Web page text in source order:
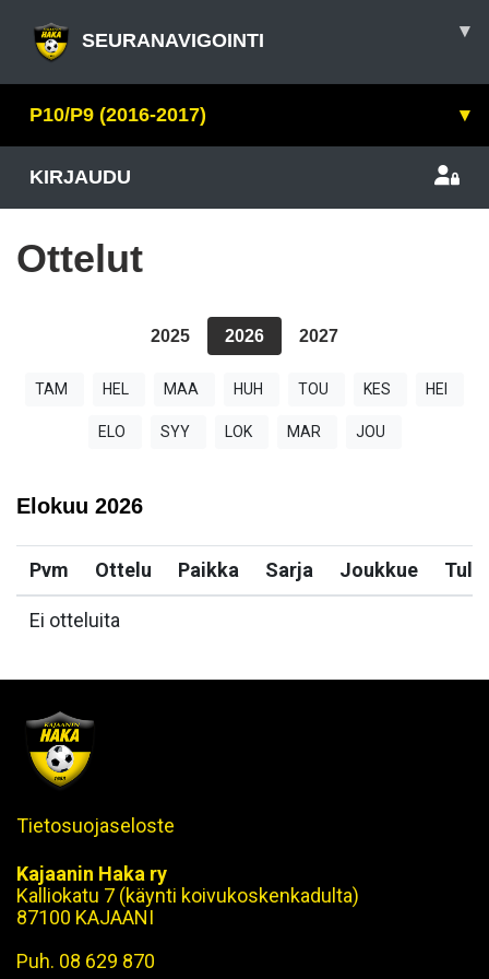
SEURANAVIGOINTI ▾
P10/P9 (2016-2017) ▾
KIRJAUDU
Ottelut
2025 2026 2027
TAM HEL MAA HUH TOU KES HEI
ELO SYY LOK MAR JOU
Elokuu 2026
Pvm Ottelu Paikka Sarja Joukkue
Ei otteluita
Tietosuojaseloste
Kajaanin Haka ry
Kalliokatu 7 (käynti koivukoskenkadulta)
87100 KAJAANI
Puh. 08 629 870